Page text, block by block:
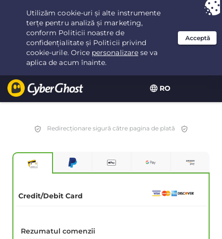
RO
Ai ales:Cea mai bună ofertăpentru 2.1666666666667ani la $
Redirecționare sigură către pagina de plată
Credit/Debit Card
Rezumatul comenzii